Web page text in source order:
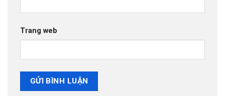
Trang web